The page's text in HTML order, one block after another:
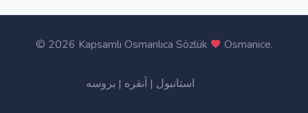
© 2026 Kapsamlı Osmanlıca Sözlük Osmanice.
استانبول | آنقره | بروسه